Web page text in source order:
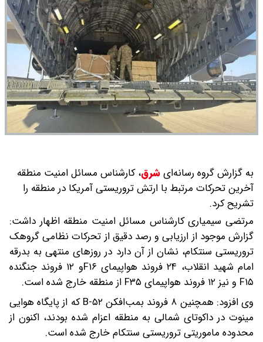
به گزارش گروه رسانه‌ایشرق،کارشناس مسائل امنیت منطقه
آخرین تحرکات مرتبط با ارتش تروریستی آمریکا در منطقه را
تشریح کرد.
مرتضی سیمیاری کارشناس مسائل امنیت منطقه اظهار داشت:
گزارش موجود از ارزیابی و رصد دقیق از تحرکات نظامی گروهک
تروریستی سنتکام، نشان از آن دارد در روزهای منتهی به بدرقه
امام شهید انقلاب، ۲۴ فروند هواپیمای F۱۶و ۱۲ فروند جنگنده
F۱۵ و نیز ۱۲ فروند هواپیمای F۳۵ از منطقه خارج شده است.
وی افزود: همچنین ۸ فروند بمب‌افکن B-۵۲ که از پایگاه هوایی
مینوت در داکوتای شمالی به منطقه اعزام شده بودند، اکنون از
محدوده ماموریتی تروریستی سنتکام خارج شده است.